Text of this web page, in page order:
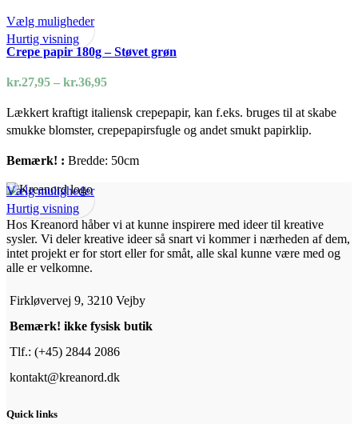
Vælg mulighederDette
har
varianter.
Mulighederne
kan
på
Hurtig visning
Crepe papir 180g – Støvet grøn
kr.27,95 – kr.36,95Prisinterval:
til
kr.36,95
Lækkert kraftigt italiensk crepepapir, kan f.eks. bruges til at skabe
smukke blomster, crepepapirsfugle og andet smukt papirklip.
Bemærk! : Bredde: 50cm
Vælg mulighederDette
har
flere
varianter.
kan
på
varesiden
Hurtig visning
Hos Kreanord håber vi at kunne inspirere med ideer til kreative
sysler. Vi deler kreative ideer så snart vi kommer i nærheden af dem,
intet projekt er for stort eller for småt, alle skal kunne være med og
alle er velkomne.
Firkløvervej 9, 3210 Vejby
Bemærk! ikke fysisk butik
Tlf.: (+45) 2844 2086
kontakt@kreanord.dk
Quick links